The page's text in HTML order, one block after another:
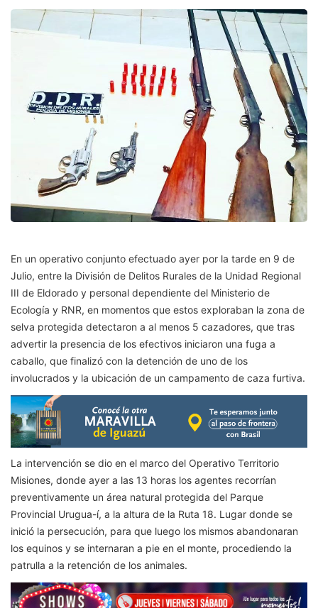
En un operativo conjunto efectuado ayer por la tarde en 9 de
Julio, entre la División de Delitos Rurales de la Unidad Regional
III de Eldorado y personal dependiente del Ministerio de
Ecología y RNR, en momentos que estos exploraban la zona de
selva protegida detectaron a al menos 5 cazadores, que tras
advertir la presencia de los efectivos iniciaron una fuga a
caballo, que finalizó con la detención de uno de los
involucrados y la ubicación de un campamento de caza furtiva.
La intervención se dio en el marco del Operativo Territorio
Misiones, donde ayer a las 13 horas los agentes recorrían
preventivamente un área natural protegida del Parque
Provincial Urugua-í, a la altura de la Ruta 18. Lugar donde se
inició la persecución, para que luego los mismos abandonaran
los equinos y se internaran a pie en el monte, procediendo la
patrulla a la retención de los animales.